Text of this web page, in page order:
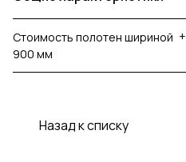
Стоимость полотен шириной
900 мм
Назад к списку